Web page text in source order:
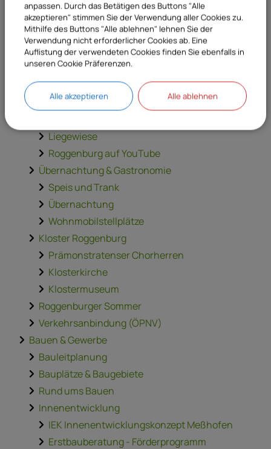
Roggenburger Marsch
Ausflugsziel
Perlen am Wegesrand
Wanderwege
Radtouren
Geführte Touren
Liegewiese
Roggenburg auf YouTube
Übernachtung & Gastronomie
Speis und Trank
Übernachtung
Wohnmobilstellplätze
Kloster Roggenburg
Prämonstratenser Chorherren
Klosterkirche
Klostermuseum
Roggenburger Sommer
Verkehrsanbindung (ÖPNV)
Bauen & Gewerbe
Bauleitplanung
Bauplätze & Baugebiete
Rund ums Bauen
Innenentwicklung
IEK Innenentwicklungskonzept Meßhofen
Erstbauberatung - Förderprogramm
anpassen. Durch das Betätigen des Buttons "Alle
akzeptieren" stimmen Sie der Verwendung aller Cookies zu.
Mithilfe des Buttons "Alle ablehnen" lehnen Sie der
Verwendung nicht erforderlicher Cookies ab. Eine
Auflistung der verwendeten Cookies finden Sie ebenfalls in
unseren Cookie Präferenzen.
Alle akzeptieren Alle ablehnen